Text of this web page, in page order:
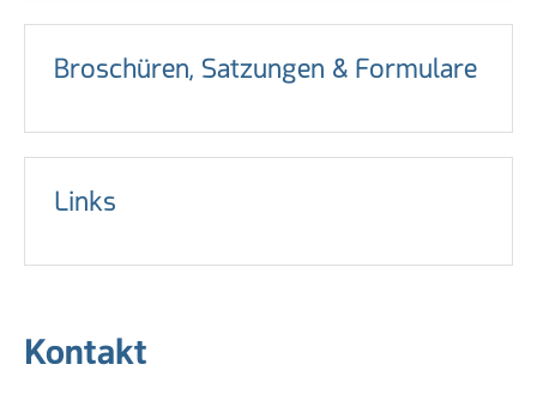
Broschüren, Satzungen & Formulare
Links
Kontakt